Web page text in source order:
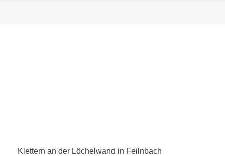
Klettern an der Löchelwand in Feilnbach